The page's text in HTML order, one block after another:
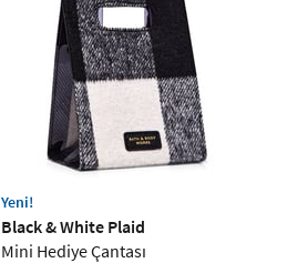
Yeni!
Black & White Plaid
Mini Hediye Çantası